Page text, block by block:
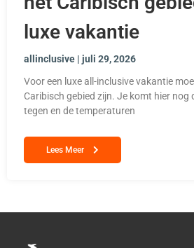
luxe vakantie
allinclusive
juli 29, 2026
Voor een luxe all-inclusive vakantie
Caribisch gebied zijn. Je komt hier nog
tegen en de temperaturen
Lees Meer